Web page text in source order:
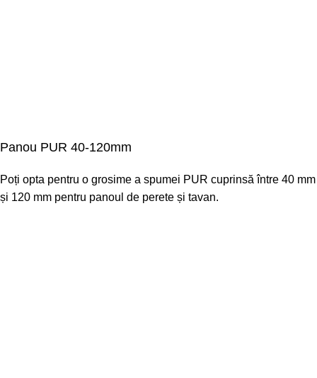
Panou PUR 40-120mm
Poți opta pentru o grosime a spumei PUR cuprinsă între 40 mm
și 120 mm pentru panoul de perete și tavan.